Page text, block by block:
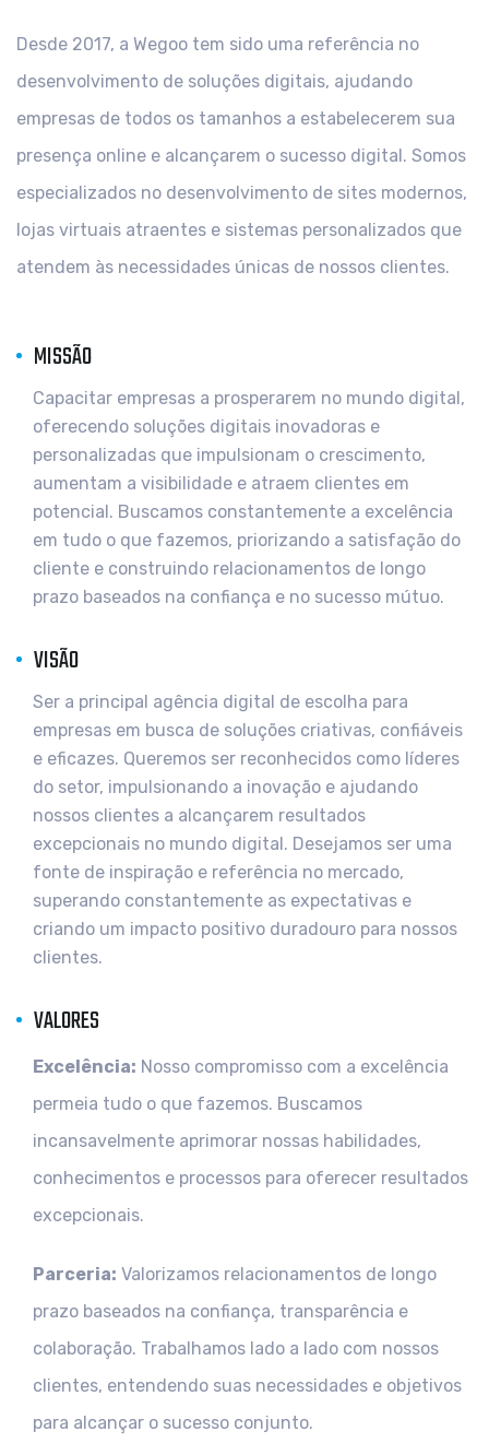
Desde 2017, a Wegoo tem sido uma referência no
desenvolvimento de soluções digitais, ajudando
empresas de todos os tamanhos a estabelecerem sua
presença online e alcançarem o sucesso digital. Somos
especializados no desenvolvimento de sites modernos,
lojas virtuais atraentes e sistemas personalizados que
atendem às necessidades únicas de nossos clientes.
MISSÃO
Capacitar empresas a prosperarem no mundo digital,
oferecendo soluções digitais inovadoras e
personalizadas que impulsionam o crescimento,
aumentam a visibilidade e atraem clientes em
potencial. Buscamos constantemente a excelência
em tudo o que fazemos, priorizando a satisfação do
cliente e construindo relacionamentos de longo
prazo baseados na confiança e no sucesso mútuo.
VISÃO
Ser a principal agência digital de escolha para
empresas em busca de soluções criativas, confiáveis
e eficazes. Queremos ser reconhecidos como líderes
do setor, impulsionando a inovação e ajudando
nossos clientes a alcançarem resultados
excepcionais no mundo digital. Desejamos ser uma
fonte de inspiração e referência no mercado,
superando constantemente as expectativas e
criando um impacto positivo duradouro para nossos
clientes.
VALORES
Excelência: Nosso compromisso com a excelência
permeia tudo o que fazemos. Buscamos
incansavelmente aprimorar nossas habilidades,
conhecimentos e processos para oferecer resultados
excepcionais.
Parceria: Valorizamos relacionamentos de longo
prazo baseados na confiança, transparência e
colaboração. Trabalhamos lado a lado com nossos
clientes, entendendo suas necessidades e objetivos
para alcançar o sucesso conjunto.